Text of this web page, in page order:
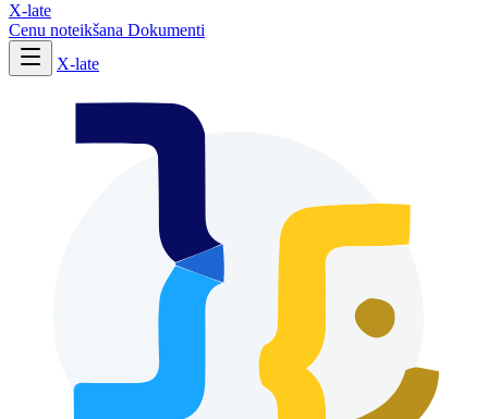
X-late
Cenu noteikšana Dokumenti
X-late